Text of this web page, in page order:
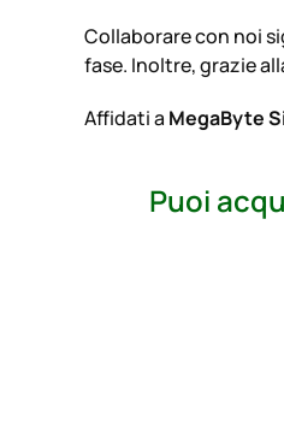
Collaborare con noi
fase. Inoltre, grazie
Affidati a MegaByte
Puoi